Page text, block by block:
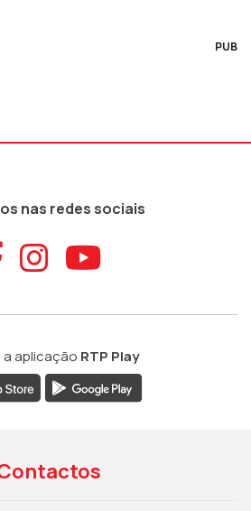
PUB
nas redes sociais
Aceder ao
Aceder ao
Aceder
a aplicação RTP Play